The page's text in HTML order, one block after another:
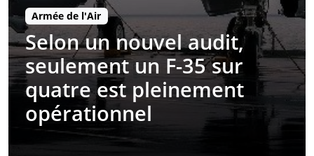
Armée de l'Air
Selon un nouvel audit,
seulement un F-35 sur
quatre est pleinement
opérationnel